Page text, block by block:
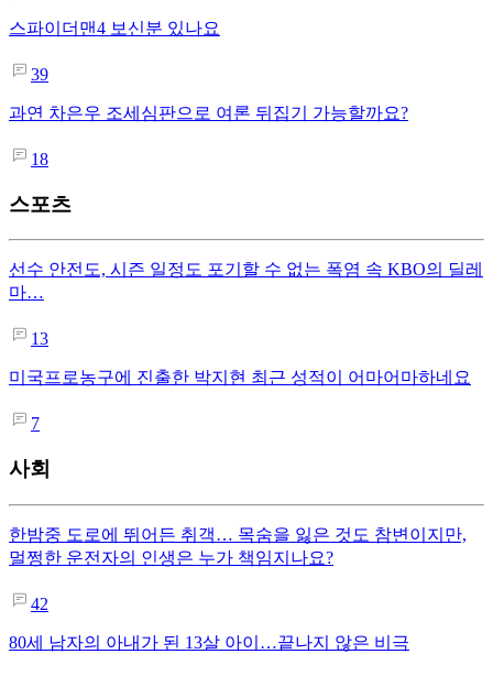
스파이더맨4 보신분 있나요
39
과연 차은우 조세심판으로 여론 뒤집기 가능할까요?
18
스포츠
선수 안전도, 시즌 일정도 포기할 수 없는 폭염 속 KBO의 딜레
마…
13
미국프로농구에 진출한 박지현 최근 성적이 어마어마하네요
7
사회
한밤중 도로에 뛰어든 취객… 목숨을 잃은 것도 참변이지만,
멀쩡한 운전자의 인생은 누가 책임지나요?
42
80세 남자의 아내가 된 13살 아이…끝나지 않은 비극